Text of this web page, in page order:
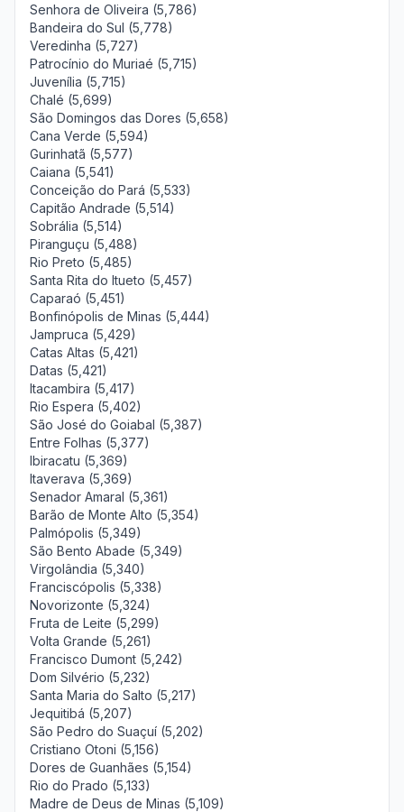
Senhora de Oliveira (5,786)
Bandeira do Sul (5,778)
Veredinha (5,727)
Patrocínio do Muriaé (5,715)
Juvenília (5,715)
Chalé (5,699)
São Domingos das Dores (5,658)
Cana Verde (5,594)
Gurinhatã (5,577)
Caiana (5,541)
Conceição do Pará (5,533)
Capitão Andrade (5,514)
Sobrália (5,514)
Piranguçu (5,488)
Rio Preto (5,485)
Santa Rita do Itueto (5,457)
Caparaó (5,451)
Bonfinópolis de Minas (5,444)
Jampruca (5,429)
Catas Altas (5,421)
Datas (5,421)
Itacambira (5,417)
Rio Espera (5,402)
São José do Goiabal (5,387)
Entre Folhas (5,377)
Ibiracatu (5,369)
Itaverava (5,369)
Senador Amaral (5,361)
Barão de Monte Alto (5,354)
Palmópolis (5,349)
São Bento Abade (5,349)
Virgolândia (5,340)
Franciscópolis (5,338)
Novorizonte (5,324)
Fruta de Leite (5,299)
Volta Grande (5,261)
Francisco Dumont (5,242)
Dom Silvério (5,232)
Santa Maria do Salto (5,217)
Jequitibá (5,207)
São Pedro do Suaçuí (5,202)
Cristiano Otoni (5,156)
Dores de Guanhães (5,154)
Rio do Prado (5,133)
Madre de Deus de Minas (5,109)